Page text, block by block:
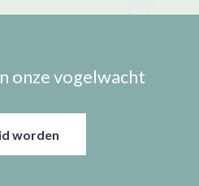
onze vogelwacht
worden